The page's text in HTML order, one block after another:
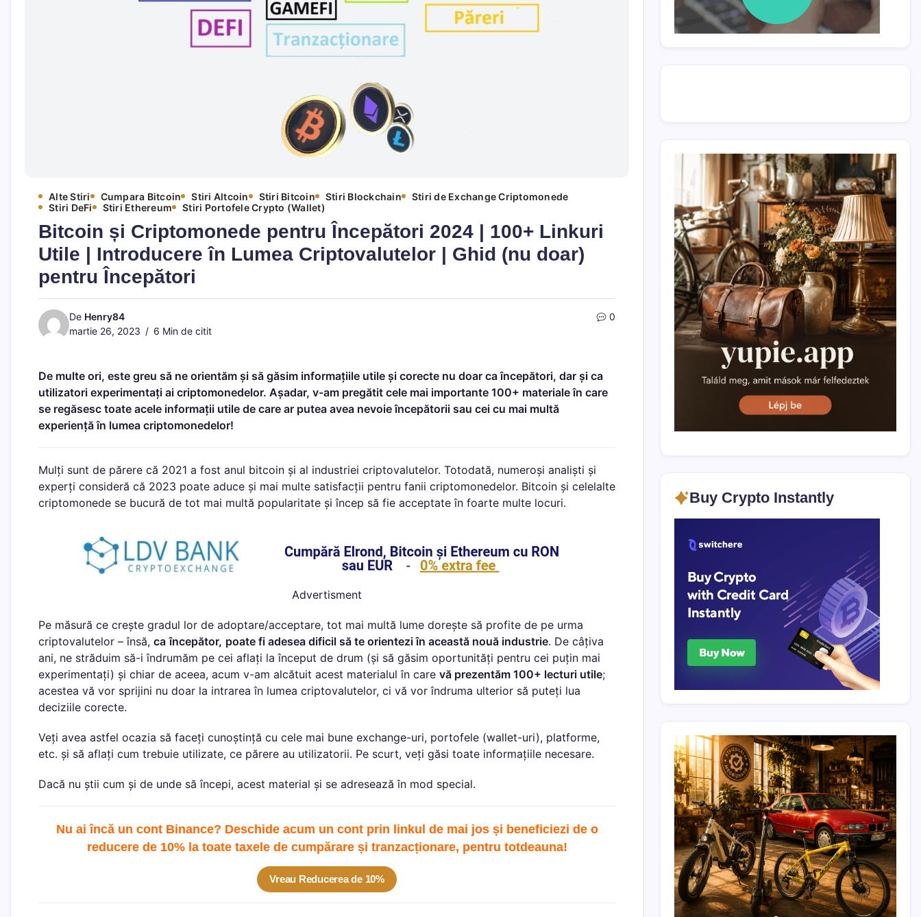
Alte Stiri Cumpara Bitcoin Stiri Altcoin Stiri Bitcoin Stiri Blockchain
Stiri de Exchange Criptomonede
Stiri DeFi
Stiri Ethereum Stiri Portofele Crypto (Wallet)
Bitcoin și Criptomonede pentru Începători 2024 | 100+ Linkuri
Utile | Introducere în Lumea Criptovalutelor | Ghid (nu doar)
pentru Începători
De Henry84
martie 26, 2023
6 Min de citit
0
De multe ori, este greu să ne orientăm și să găsim informațiile utile și corecte nu doar ca începători, dar și ca
utilizatori experimentați ai criptomonedelor. Așadar, v-am pregătit cele mai importante 100+ materiale în care
se regăsesc toate acele informații utile de care ar putea avea nevoie începătorii sau cei cu mai multă
experiență în lumea criptomonedelor!
Mulți sunt de părere că 2021 a fost anul bitcoin și al industriei criptovalutelor. Totodată, numeroși analiști și
experți consideră că 2023 poate aduce și mai multe satisfacții pentru fanii criptomonedelor. Bitcoin și celelalte
criptomonede se bucură de tot mai multă popularitate și încep să fie acceptate în foarte multe locuri.
Advertisment
Pe măsură ce crește gradul lor de adoptare/acceptare, tot mai multă lume dorește să profite de pe urma
criptovalutelor – însă, ca începător, poate fi adesea dificil să te orientezi în această nouă industrie. De câțiva
ani, ne străduim să-i îndrumăm pe cei aflați la început de drum (și să găsim oportunități pentru cei puțin mai
experimentați) și chiar de aceea, acum v-am alcătuit acest materialul în care vă prezentăm 100+ lecturi utile;
acestea vă vor sprijini nu doar la intrarea în lumea criptovalutelor, ci vă vor îndruma ulterior să puteți lua
deciziile corecte.
Veți avea astfel ocazia să faceți cunoștință cu cele mai bune exchange-uri, portofele (wallet-uri), platforme,
etc. și să aflați cum trebuie utilizate, ce părere au utilizatorii. Pe scurt, veți găsi toate informațiile necesare.
Dacă nu știi cum și de unde să începi, acest material și se adresează în mod special.
Nu ai încă un cont Binance? Deschide acum un cont prin linkul de mai jos și beneficiezi de o
reducere de 10% la toate taxele de cumpărare și tranzacționare, pentru totdeauna!
Vreau Reducerea de 10%
Buy Crypto Instantly